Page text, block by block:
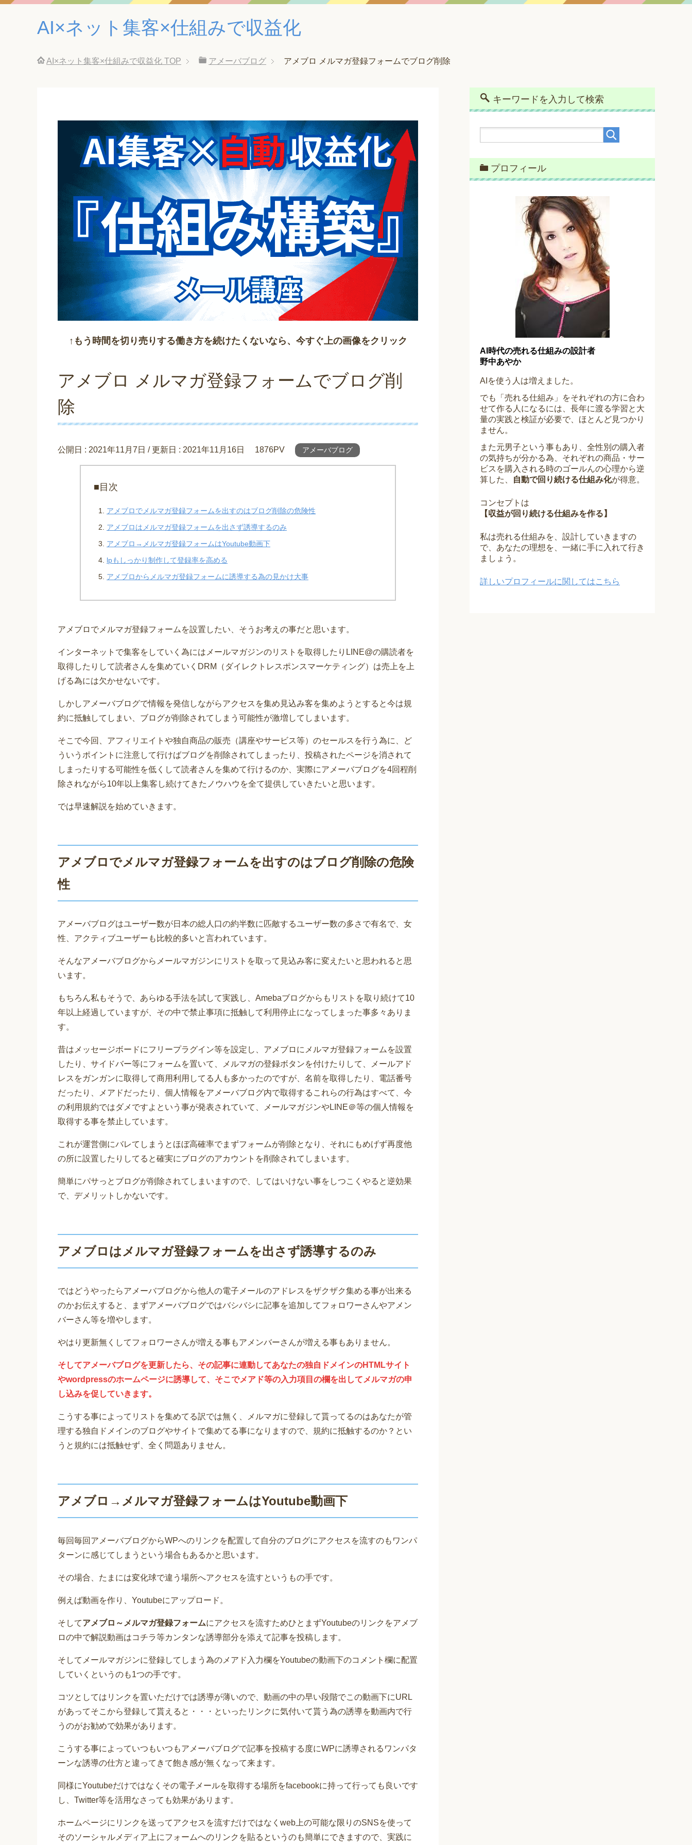
AI×ネット集客×仕組みで収益化
AI×ネット集客×仕組みで収益化 TOP アメーバブログ アメブロ メルマガ登録フォームでブログ削除
↑もう時間を切り売りする働き方を続けたくないなら、今すぐ上の画像をクリック
アメブロ メルマガ登録フォームでブログ削
除
公開日 : 2021年11月7日 / 更新日 : 2021年11月16日 1876PV アメーバブログ
■目次
アメブロでメルマガ登録フォームを出すのはブログ削除の危険性
アメブロはメルマガ登録フォームを出さず誘導するのみ
アメブロ→メルマガ登録フォームはYoutube動画下
lpもしっかり制作して登録率を高める
アメブロからメルマガ登録フォームに誘導する為の見かけ大事
アメブロでメルマガ登録フォームを設置したい、そうお考えの事だと思います。
インターネットで集客をしていく為にはメールマガジンのリストを取得したりLINE@の購読者を
取得したりして読者さんを集めていくDRM（ダイレクトレスポンスマーケティング）は売上を上
げる為には欠かせないです。
しかしアメーバブログで情報を発信しながらアクセスを集め見込み客を集めようとすると今は規
約に抵触してしまい、ブログが削除されてしまう可能性が激増してしまいます。
そこで今回、アフィリエイトや独自商品の販売（講座やサービス等）のセールスを行う為に、ど
ういうポイントに注意して行けばブログを削除されてしまったり、投稿されたページを消されて
しまったりする可能性を低くして読者さんを集めて行けるのか、実際にアメーバブログを4回程削
除されながら10年以上集客し続けてきたノウハウを全て提供していきたいと思います。
では早速解説を始めていきます。
アメブロでメルマガ登録フォームを出すのはブログ削除の危険
性
アメーバブログはユーザー数が日本の総人口の約半数に匹敵するユーザー数の多さで有名で、女
性、アクティブユーザーも比較的多いと言われています。
そんなアメーバブログからメールマガジンにリストを取って見込み客に変えたいと思われると思
います。
もちろん私もそうで、あらゆる手法を試して実践し、Amebaブログからもリストを取り続けて10
年以上経過していますが、その中で禁止事項に抵触して利用停止になってしまった事多々ありま
す。
昔はメッセージボードにフリープラグイン等を設定し、アメブロにメルマガ登録フォームを設置
したり、サイドバー等にフォームを置いて、メルマガの登録ボタンを付けたりして、メールアド
レスをガンガンに取得して商用利用してる人も多かったのですが、名前を取得したり、電話番号
だったり、メアドだったり、個人情報をアメーバブログ内で取得するこれらの行為はすべて、今
の利用規約ではダメですよという事が発表されていて、メールマガジンやLINE＠等の個人情報を
取得する事を禁止しています。
これが運営側にバレてしまうとほぼ高確率でまずフォームが削除となり、それにもめげず再度他
の所に設置したりしてると確実にブログのアカウントを削除されてしまいます。
簡単にパサっとブログが削除されてしまいますので、してはいけない事をしつこくやると逆効果
で、デメリットしかないです。
アメブロはメルマガ登録フォームを出さず誘導するのみ
ではどうやったらアメーバブログから他人の電子メールのアドレスをザクザク集める事が出来る
のかお伝えすると、まずアメーバブログではバシバシに記事を追加してフォロワーさんやアメン
バーさん等を増やします。
やはり更新無くしてフォロワーさんが増える事もアメンバーさんが増える事もありません。
そしてアメーバブログを更新したら、その記事に連動してあなたの独自ドメインのHTMLサイト
やwordpressのホームページに誘導して、そこでメアド等の入力項目の欄を出してメルマガの申
し込みを促していきます。
こうする事によってリストを集めてる訳では無く、メルマガに登録して貰ってるのはあなたが管
理する独自ドメインのブログやサイトで集めてる事になりますので、規約に抵触するのか？とい
うと規約には抵触せず、全く問題ありません。
アメブロ→メルマガ登録フォームはYoutube動画下
毎回毎回アメーバブログからWPへのリンクを配置して自分のブログにアクセスを流すのもワンパ
ターンに感じてしまうという場合もあるかと思います。
その場合、たまには変化球で違う場所へアクセスを流すというもの手です。
例えば動画を作り、Youtubeにアップロード。
そしてアメブロ～メルマガ登録フォームにアクセスを流すためひとまずYoutubeのリンクをアメブ
ロの中で解説動画はコチラ等カンタンな誘導部分を添えて記事を投稿します。
そしてメールマガジンに登録してしまう為のメアド入力欄をYoutubeの動画下のコメント欄に配置
していくというのも1つの手です。
コツとしてはリンクを置いただけでは誘導が薄いので、動画の中の早い段階でこの動画下にURL
があってそこから登録して貰えると・・・といったリンクに気付いて貰う為の誘導を動画内で行
うのがお勧めで効果があります。
こうする事によっていつもいつもアメーバブログで記事を投稿する度にWPに誘導されるワンパタ
ーンな誘導の仕方と違ってきて飽き感が無くなって来ます。
同様にYoutubeだけではなくその電子メールを取得する場所をfacebookに持って行っても良いです
し、Twitter等を活用なさっても効果があります。
ホームページにリンクを送ってアクセスを流すだけではなくweb上の可能な限りのSNSを使って
そのソーシャルメディア上にフォームへのリンクを貼るというのも簡単にできますので、実践に
キーワードを入力して検索
プロフィール
AI時代の売れる仕組みの設計者
野中あやか
AIを使う人は増えました。
でも「売れる仕組み」をそれぞれの方に合わ
せて作る人になるには、長年に渡る学習と大
量の実践と検証が必要で、ほとんど見つかり
ません。
また元男子という事もあり、全性別の購入者
の気持ちが分かる為、それぞれの商品・サー
ビスを購入される時のゴールんの心理から逆
算した、
自動で回り続ける仕組み化が得意。
コンセプトは
【収益が回り続ける仕組みを作る】
私は売れる仕組みを、設計していきますの
で、あなたの理想を、一緒に手に入れて行き
ましょう。
詳しいプロフィールに関してはこちら